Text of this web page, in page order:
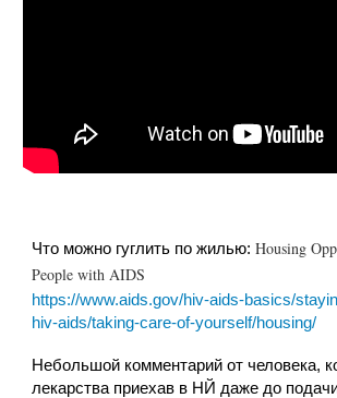
Что можно гуглить по жилью:Housing
People with AIDS
https://www.aids.gov/hiv-aids-basics/
hiv-aids/taking-care-of-yourself/housing/
Небольшой комментарий от человека,
лекарства приехав в НЙ даже до